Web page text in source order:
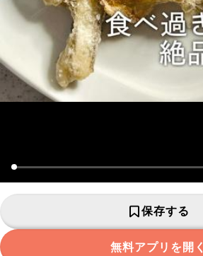
保存する
無料アプリを開く